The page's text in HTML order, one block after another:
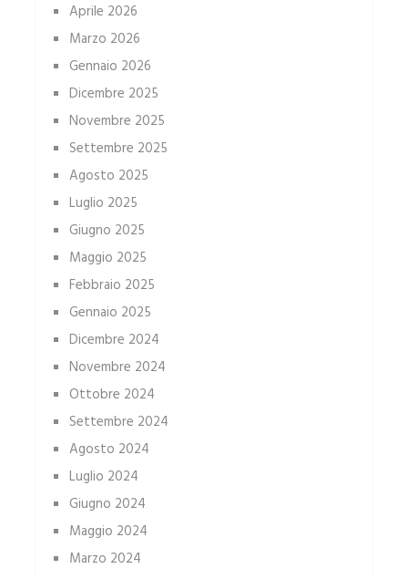
Aprile 2026
Marzo 2026
Gennaio 2026
Dicembre 2025
Novembre 2025
Settembre 2025
Agosto 2025
Luglio 2025
Giugno 2025
Maggio 2025
Febbraio 2025
Gennaio 2025
Dicembre 2024
Novembre 2024
Ottobre 2024
Settembre 2024
Agosto 2024
Luglio 2024
Giugno 2024
Maggio 2024
Marzo 2024